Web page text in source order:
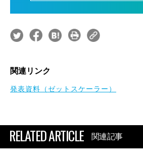
関連リンク
発表資料（ゼットスケーラー）
RELATED ARTICLE 関連記事